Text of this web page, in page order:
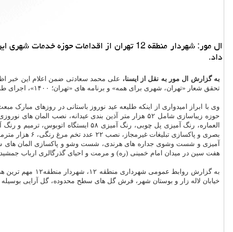
داد.
به گزارش ال مور به نقل از ایسنا، علی محمد سعادتی ضمن اعلام این خبر
تحقق شعار «تهران، شهری برای همه» و برنامه های «تهران؛ ۱۴۰۰»، اجرای طرح استقبال از نوروز ۱۴۰۰ در حوزه
وی با ابراز امیدواری از اینکه طلیعه عید نوروز باستانی در روزهای
العماره، رنگ آمیزی پل چوبی، رنگ
آمیزی و شست وشوی جداره های هرندی، شست وشو و پاکسازی المان های
هفت سین در میدان امام خمینی (ره) و مرمت و احیای گذرگالری ارباب
به گزارش روابط عمومی شهرداری منطقه ۱۲، شهردار منطقه۱۲ مهم ترین هدف از اجرای این برنامه ها را ایجاد روحیه شادابی و
خیابان لاله زار و بوستان شهر، فرش گل های سطح محدوده، گل آرایی بوسیله